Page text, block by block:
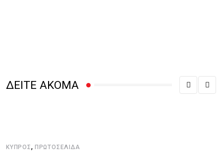
ΔΕΙΤΕ ΑΚΟΜΑ
ΚΎΠΡΟΣ, ΠΡΩΤΟΣΈΛΙΔΑ